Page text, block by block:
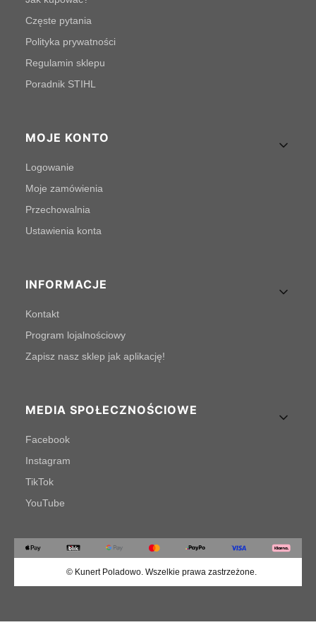
Częste pytania
Polityka prywatności
Regulamin sklepu
Poradnik STIHL
MOJE KONTO
Logowanie
Moje zamówienia
Przechowalnia
Ustawienia konta
INFORMACJE
Kontakt
Program lojalnościowy
Zapisz nasz sklep jak aplikację!
MEDIA SPOŁECZNOŚCIOWE
Facebook
Instagram
TikTok
YouTube
© Kunert Poladowo. Wszelkie prawa zastrzeżone.